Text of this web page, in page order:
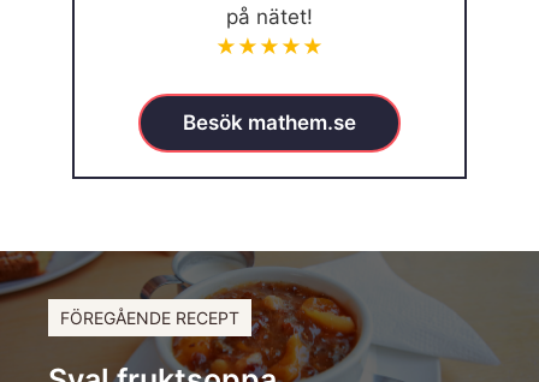
på nätet!
★★★★★
Besök mathem.se
FÖREGÅENDE RECEPT